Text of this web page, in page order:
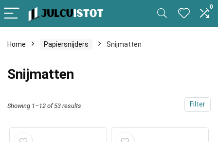
0
Home Papiersnijders Snijmatten
Snijmatten
Filter
Showing 1–12 of 53 results